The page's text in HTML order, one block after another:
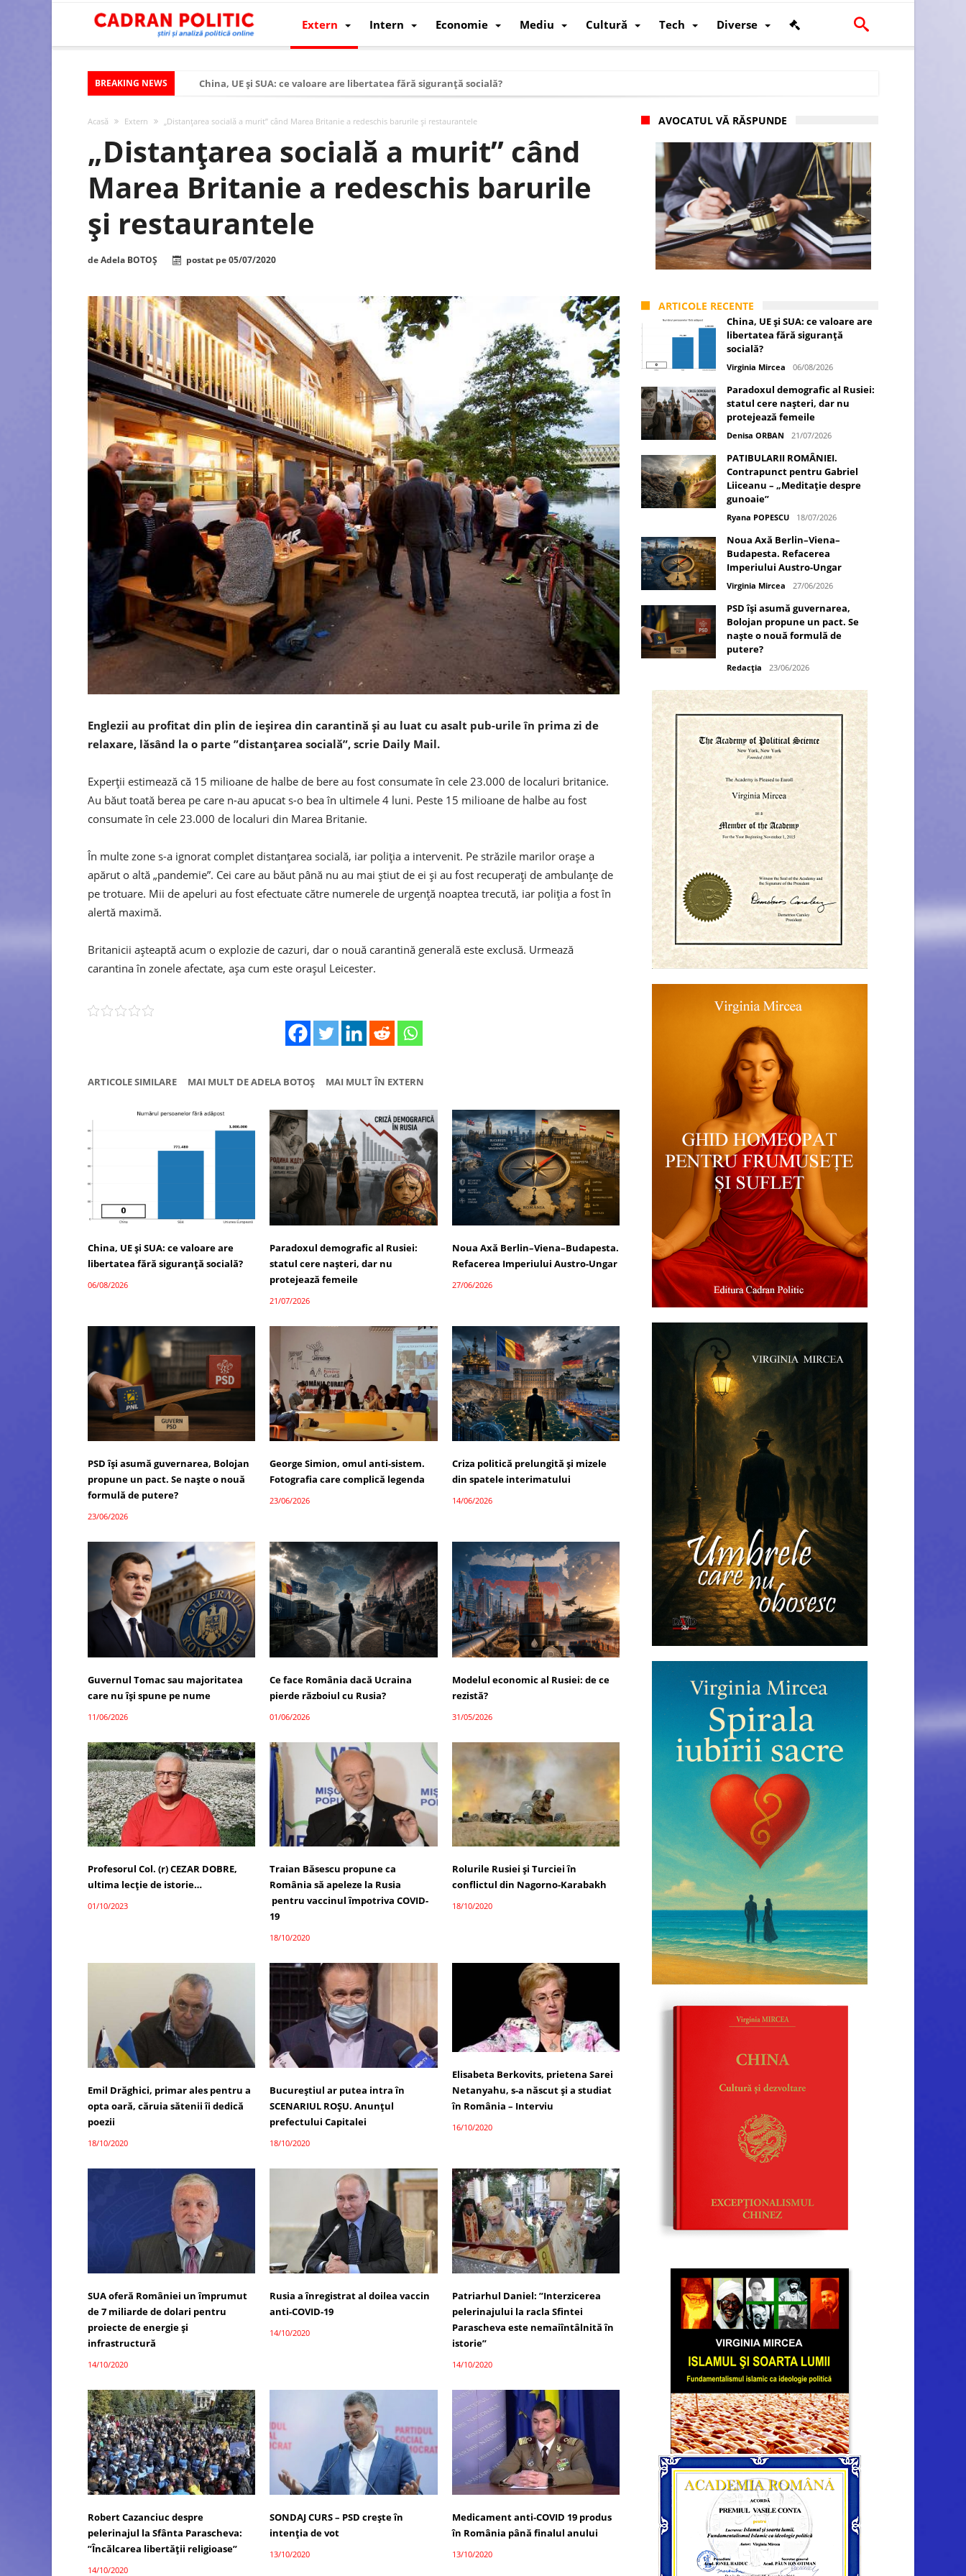
Extern Intern Economie Mediu Cultură Tech Diverse
BREAKING NEWS
China, UE și SUA: ce valoare are libertatea fără siguranță socială?
Modelul economic al Chinei: cum a devenit atelierul lumii și rivalul economic al SUA
Modelul economic al Rusiei: de ce rezistă?
Viitorul României în Uniunea Europeană. Ce ne așteaptă? – O analiză structurală a demografiei, fiscalității și poziției României în U.E.
România – ROExit pentru a supraviețui ca țară
Huawei dezvoltă un nou cip AI pentru a înlocui Nvidia
Acasă Extern „Distanţarea socială a murit” când Marea Britanie a redeschis barurile şi restaurantele
„Distanţarea socială a murit” când
Marea Britanie a redeschis barurile
şi restaurantele
deAdela BOTOȘ postat pe05/07/2020
Englezii au profitat din plin de ieşirea din carantină și au luat cu asalt pub-urile în prima zi de
relaxare, lăsând la o parte ”distanţarea socială”, scrie Daily Mail.
Experţii estimează că 15 milioane de halbe de bere au fost consumate în cele 23.000 de localuri britanice.
Au băut toată berea pe care n-au apucat s-o bea în ultimele 4 luni. Peste 15 milioane de halbe au fost
consumate în cele 23.000 de localuri din Marea Britanie.
În multe zone s-a ignorat complet distanţarea socială, iar poliţia a intervenit. Pe străzile marilor oraşe a
apărut o altă „pandemie”. Cei care au băut până nu au mai ştiut de ei şi au fost recuperaţi de ambulanţe de
pe trotuare. Mii de apeluri au fost efectuate către numerele de urgenţă noaptea trecută, iar poliţia a fost în
alertă maximă.
Britanicii aşteaptă acum o explozie de cazuri, dar o nouă carantină generală este exclusă. Urmează
carantina în zonele afectate, aşa cum este oraşul Leicester.
ARTICOLE SIMILARE MAI MULT DE ADELA BOTOȘ MAI MULT ÎN EXTERN
China, UE și SUA: ce valoare are
libertatea fără siguranță socială?
06/08/2026
Paradoxul demografic al Rusiei:
statul cere nașteri, dar nu
protejează femeile
21/07/2026
Noua Axă Berlin–Viena–Budapesta.
Refacerea Imperiului Austro-Ungar
27/06/2026
PSD își asumă guvernarea, Bolojan
propune un pact. Se naște o nouă
formulă de putere?
23/06/2026
George Simion, omul anti-sistem.
Fotografia care complică legenda
23/06/2026
Criza politică prelungită și mizele
din spatele interimatului
14/06/2026
Guvernul Tomac sau majoritatea
care nu își spune pe nume
11/06/2026
Ce face România dacă Ucraina
pierde războiul cu Rusia?
01/06/2026
Modelul economic al Rusiei: de ce
rezistă?
31/05/2026
Profesorul Col. (r) CEZAR DOBRE,
ultima lecţie de istorie…
01/10/2023
Traian Băsescu propune ca
România să apeleze la Rusia
pentru vaccinul împotriva COVID-
19
18/10/2020
Rolurile Rusiei și Turciei în
conflictul din Nagorno-Karabakh
18/10/2020
Emil Drăghici, primar ales pentru a
opta oară, căruia sătenii îi dedică
poezii
18/10/2020
Bucureștiul ar putea intra în
SCENARIUL ROȘU. Anunțul
prefectului Capitalei
18/10/2020
Elisabeta Berkovits, prietena Sarei
Netanyahu, s-a născut și a studiat
în România – Interviu
16/10/2020
SUA oferă României un împrumut
de 7 miliarde de dolari pentru
proiecte de energie și
infrastructură
14/10/2020
Rusia a înregistrat al doilea vaccin
anti-COVID-19
14/10/2020
Patriarhul Daniel: ”Interzicerea
pelerinajului la racla Sfintei
Parascheva este nemaiîntâlnită în
istorie”
14/10/2020
Robert Cazanciuc despre
pelerinajul la Sfânta Parascheva:
”Încălcarea libertății religioase”
14/10/2020
SONDAJ CURS – PSD crește în
intenția de vot
13/10/2020
Medicament anti-COVID 19 produs
în România până finalul anului
13/10/2020
AVOCATUL VĂ RĂSPUNDE
ARTICOLE RECENTE
China, UE și SUA: ce valoare are
libertatea fără siguranță
socială?
Virginia Mircea 06/08/2026
Paradoxul demografic al Rusiei:
statul cere nașteri, dar nu
protejează femeile
Denisa ORBAN 21/07/2026
PATIBULARII ROMÂNIEI.
Contrapunct pentru Gabriel
Liiceanu – „Meditație despre
gunoaie”
Ryana POPESCU 18/07/2026
Noua Axă Berlin–Viena–
Budapesta. Refacerea
Imperiului Austro-Ungar
Virginia Mircea 27/06/2026
PSD își asumă guvernarea,
Bolojan propune un pact. Se
naște o nouă formulă de
putere?
Redacția 23/06/2026